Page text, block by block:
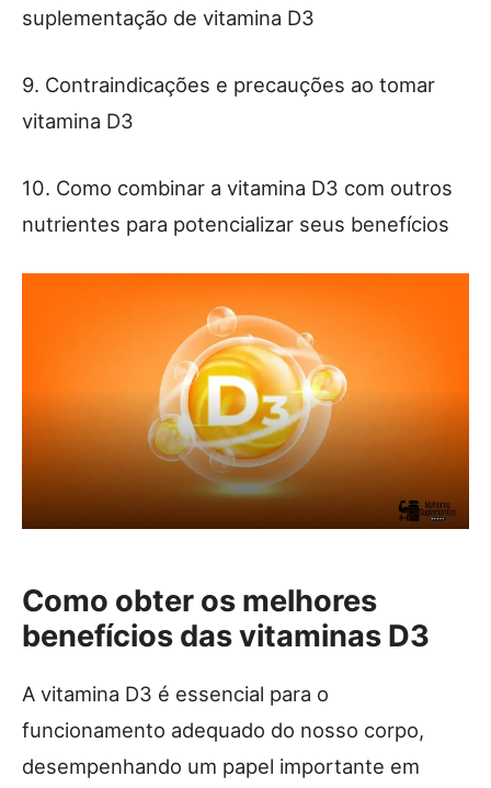
suplementação de vitamina D3
9. Contraindicações e precauções ao tomar
vitamina D3
10. Como combinar a vitamina D3 com outros
nutrientes para potencializar seus benefícios
Como obter os melhores
benefícios das vitaminas D3
A vitamina D3 é essencial para o
funcionamento adequado do nosso corpo,
desempenhando um papel importante em